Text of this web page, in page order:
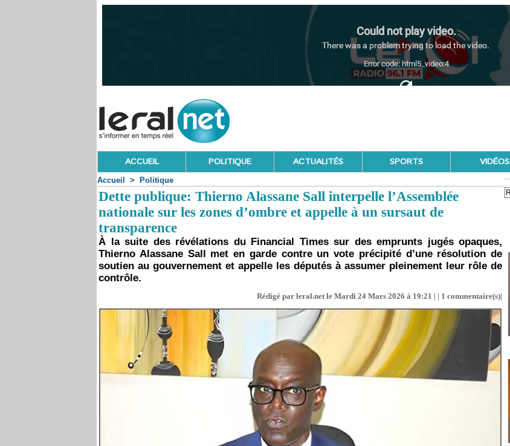
ACCUEIL POLITIQUE ACTUALITÉS SPORTS VIDÉOS
Accueil > Politique
Dette publique: Thierno Alassane Sall interpelle l’Assemblée
nationale sur les zones d’ombre et appelle à un sursaut de
transparence
À la suite des révélations du Financial Times sur des emprunts jugés opaques,
Thierno Alassane Sall met en garde contre un vote précipité d’une résolution de
soutien au gouvernement et appelle les députés à assumer pleinement leur rôle de
contrôle.
Rédigé par leral.net le Mardi 24 Mars 2026 à 19:21 | | 1 commentaire(s)|